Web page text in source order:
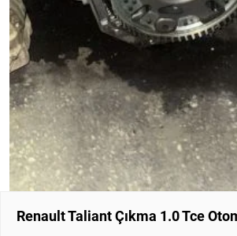
Renault Taliant Çıkma 1.0 Tce